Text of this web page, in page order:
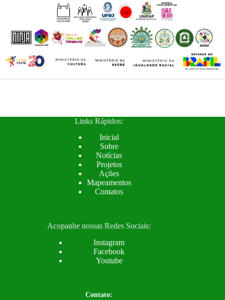
Links Rápidos:
Inicial
Sobre
Notícias
Projetos
Ações
Mapeamentos
Contatos
Acopanhe nossas Redes Sociais:
Instagram
Facebook
Youtube
Contato: